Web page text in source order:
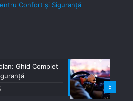
Confort și Siguranță
5
Ghid Complet